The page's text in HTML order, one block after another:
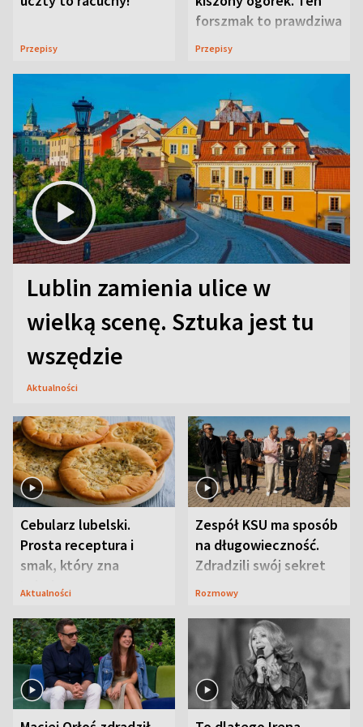
Przepisy
forszmak to prawdziwa
uczta
Przepisy
Lublin zamienia ulice w
wielką scenę. Sztuka jest tu
wszędzie
Aktualności
Cebularz lubelski.
Prosta receptura i
smak, który zna
Lubelszczyzna
Aktualności
Zespół KSU ma sposób
na długowieczność.
Zdradzili swój sekret
Rozmowy